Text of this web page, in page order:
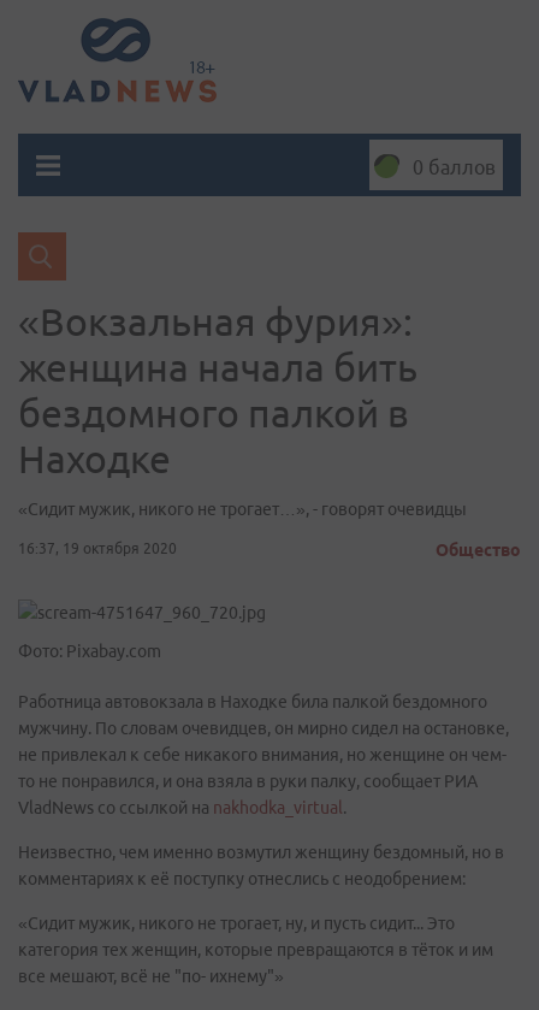
0 баллов
«Вокзальная фурия»:
женщина начала бить
бездомного палкой в
Находке
«Сидит мужик, никого не трогает…», - говорят очевидцы
16:37, 19 октября 2020 Общество
Фото: Pixabay.com
Работница автовокзала в Находке била палкой бездомного
мужчину. По словам очевидцев, он мирно сидел на остановке,
не привлекал к себе никакого внимания, но женщине он чем-
то не понравился, и она взяла в руки палку, сообщает РИА
VladNews со ссылкой на nakhodka_virtual .
Неизвестно, чем именно возмутил женщину бездомный, но в
комментариях к её поступку отнеслись с неодобрением:
«Сидит мужик, никого не трогает, ну, и пусть сидит... Это
категория тех женщин, которые превращаются в тёток и им
все мешают, всё не "по- ихнему"»